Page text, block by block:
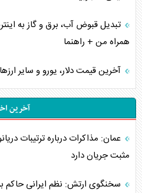
تبدیل قبوض آب، برق و گاز به
همراه من + راهنما
آخرین قیمت دلار، یورو و سایر ارز‌ها ۱۲ مرداد ۱۴۰۵ / جدول
آخرین
عمان: مذاکرات درباره ترتیبات
مثبت جریان دارد
سخنگوی ارتش: نظم ایرانی حاکم